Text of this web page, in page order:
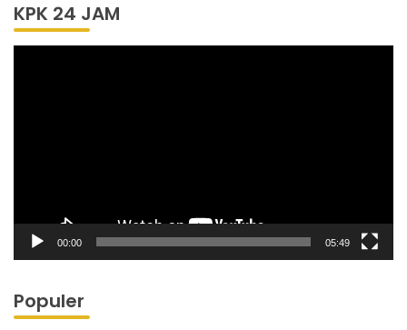
KPK 24 JAM
00:00 05:49
Populer